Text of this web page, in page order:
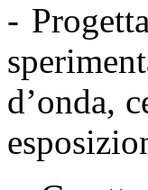
-
d’onda,